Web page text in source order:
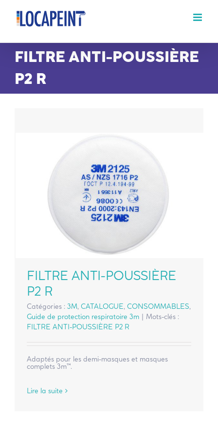
Passer
contenu
FILTRE ANTI-POUSSIÈRE
P2 R
FILTRE ANTI-POUSSIÈRE
P2 R
Catégories : 3M, CATALOGUE, CONSOMMABLES,
Guide de protection respiratoire 3m
Mots-clés :
FILTRE ANTI-POUSSIÈRE P2 R
Adaptés pour les demi-masques et masques
complets 3m™.
Lire la suite